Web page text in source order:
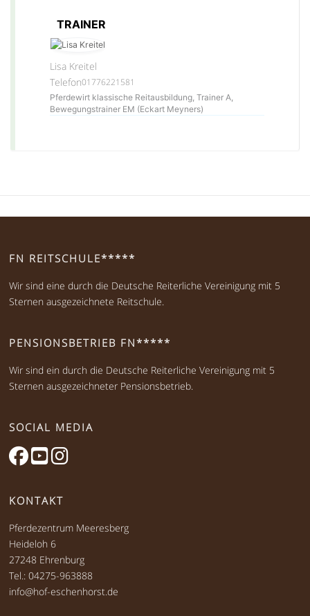
TRAINER
Lisa Kreitel
Telefon01776221581
Pferdewirt klassische Reitausbildung, Trainer A,
Bewegungstrainer EM (Eckart Meyners)
FN REITSCHULE*****
Wir sind eine durch die Deutsche Reiterliche Vereinigung mit 5
Sternen ausgezeichnete Reitschule.
PENSIONSBETRIEB FN*****
Wir sind ein durch die Deutsche Reiterliche Vereinigung mit 5
Sternen ausgezeichneter Pensionsbetrieb.
SOCIAL MEDIA
KONTAKT
Pferdezentrum Meeresberg
Heideloh 6
27248 Ehrenburg
Tel.: 04275-963888
info@hof-eschenhorst.de